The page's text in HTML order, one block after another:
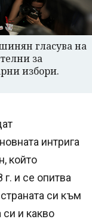
гласува на
за
избори.
интрига
който
и се опитва
си към
и какво